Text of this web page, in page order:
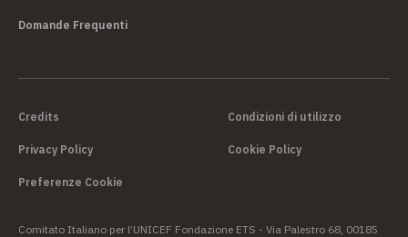
Domande Frequenti
Credits Condizioni di utilizzo
Privacy Policy Cookie Policy
Preferenze Cookie
Comitato Italiano per l’UNICEF Fondazione ETS - Via Palestro 68, 00185